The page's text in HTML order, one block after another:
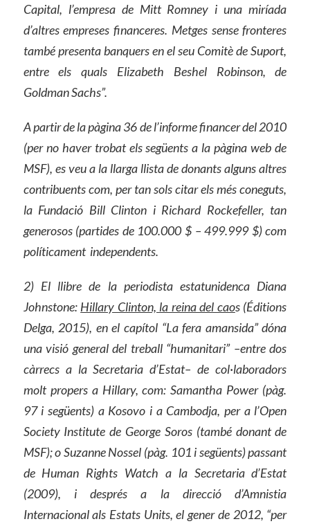
Capital, l’empresa de Mitt Romney i una miríada
d’altres empreses financeres. Metges sense fronteres
també presenta banquers en el seu Comitè de Suport,
entre els quals Elizabeth Beshel Robinson, de
Goldman Sachs”.
A partir de la pàgina 36 de l’informe financer del 2010
(per no haver trobat els següents a la pàgina web de
MSF), es veu a la llarga llista de donants alguns altres
contribuents com, per tan sols citar els més coneguts,
la Fundació Bill Clinton i Richard Rockefeller, tan
generosos (partides de 100.000 $ – 499.999 $) com
políticament independents.
2) El llibre de la periodista estatunidenca Diana
Johnstone: Hillary Clinton, la reina del caos (Éditions
Delga, 2015), en el capítol “La fera amansida” dóna
una visió general del treball “humanitari” –entre dos
càrrecs a la Secretaria d’Estat– de col·laboradors
molt propers a Hillary, com: Samantha Power (pàg.
97 i següents) a Kosovo i a Cambodja, per a l’Open
Society Institute de George Soros (també donant de
MSF); o Suzanne Nossel (pàg. 101 i següents) passant
de Human Rights Watch a la Secretaria d’Estat
(2009), i després a la direcció d’Amnistia
Internacional als Estats Units, el gener de 2012, “per